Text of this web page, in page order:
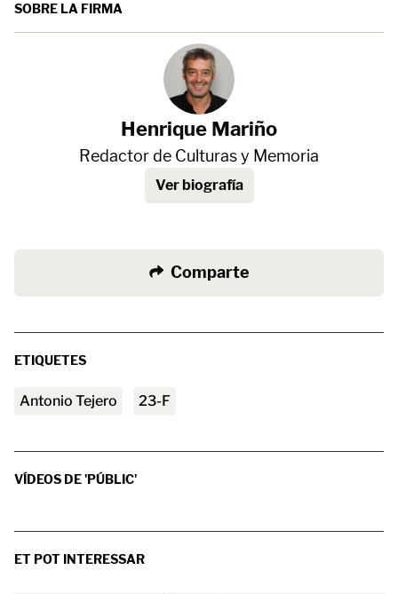
SOBRE LA FIRMA
Henrique Mariño
Redactor de Culturas y Memoria
Ver biografía
Comparte
ETIQUETES
Antonio Tejero 23-F
VÍDEOS DE 'PÚBLIC'
ET POT INTERESSAR